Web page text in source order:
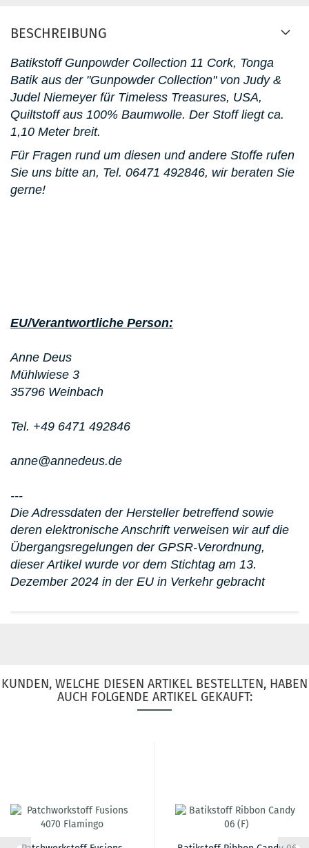
BESCHREIBUNG
Batikstoff Gunpowder Collection 11 Cork, Tonga
Batik aus der "Gunpowder Collection" von Judy &
Judel Niemeyer für Timeless Treasures, USA,
Quiltstoff aus 100% Baumwolle. Der Stoff liegt ca.
1,10 Meter breit.
Für Fragen rund um diesen und andere Stoffe rufen
Sie uns bitte an, Tel. 06471 492846, wir beraten Sie
gerne!
EU/Verantwortliche Person:
Anne Deus
Mühlwiese 3
35796 Weinbach
Tel. +49 6471 492846
anne@annedeus.de
---
Die Adressdaten der Hersteller betreffend sowie
deren elektronische Anschrift verweisen wir auf die
Übergangsregelungen der GPSR-Verordnung,
dieser Artikel wurde vor dem Stichtag am 13.
Dezember 2024 in der EU in Verkehr gebracht
KUNDEN, WELCHE DIESEN ARTIKEL BESTELLTEN, HABEN
AUCH FOLGENDE ARTIKEL GEKAUFT: